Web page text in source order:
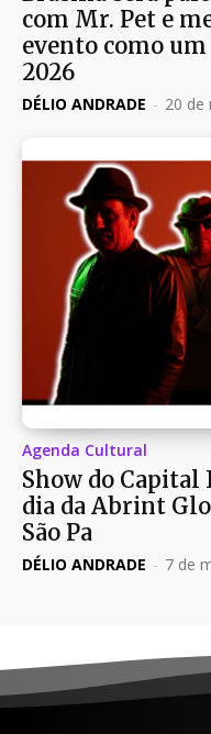
com Mr. Pet e
evento como um
2026
DÉLIO ANDRADE - 20 de
Agenda Cultural
Show do
dia da Abrint
São Pa
DÉLIO ANDRADE - 7 de